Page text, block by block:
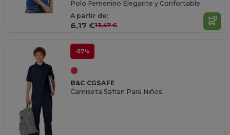
Polo Femenino Elegante y Confortable
A partir de:
6,17 €13,47 €
-57%
B&C CGSAFE
Camiseta Safran Para Niños